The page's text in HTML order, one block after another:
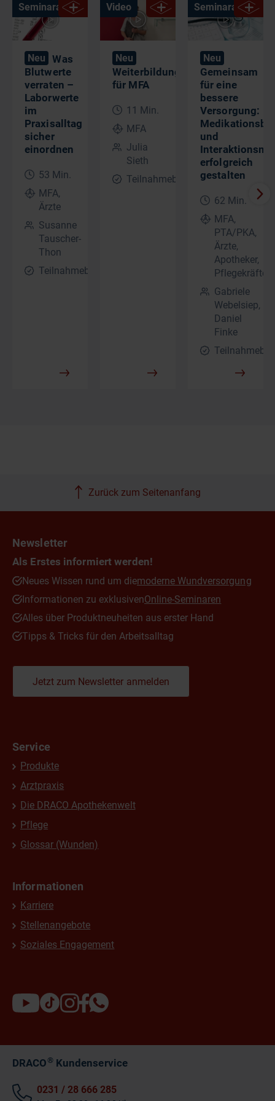
Neu
Was
Blutwerte
verraten –
Laborwerte
im
Praxisalltag
sicher
einordnen
53 Min.
MFA,
Ärzte
Susanne
Tauscher-
Thon
Teilnahmebescheinigung
Seminaraufzeichnung
Neu
Weiterbildungsmöglichkeiten
für MFA
11 Min.
MFA
Julia
Sieth
Teilnahmebescheinigung
Video
Neu
Gemeinsam
für eine
bessere
Versorgung:
und
erfolgreich
gestalten
62 Min.
MFA,
PTA/PKA,
Ärzte,
Apotheker,
Pflegekräfte
Gabriele
Webelsiep,
Daniel
Finke
Zurück zum Seitenanfang
Newsletter
Als Erstes informiert werden!
Neues Wissen rund um diemoderne Wundversorgung
Informationen zu exklusivenOnline-Seminaren
Alles über Produktneuheiten aus erster Hand
Tipps & Tricks für den Arbeitsalltag
Jetzt zum Newsletter anmelden
Service
Produkte
Arztpraxis
Die DRACO Apothekenwelt
Pflege
Glossar (Wunden)
Informationen
Karriere
Stellenangebote
Soziales Engagement
DRACO®Kundenservice
0231 / 28 666 285